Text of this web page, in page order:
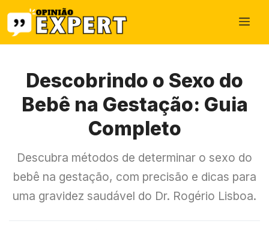
Pular
para
o
Descobrindo o Sexo do
Bebê na Gestação: Guia
Completo
Descubra métodos de determinar o sexo do
bebê na gestação, com precisão e dicas para
uma gravidez saudável do Dr. Rogério Lisboa.